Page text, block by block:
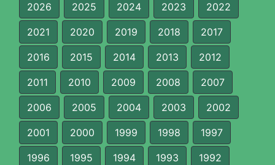
2026 2025 2024 2023 2022
2021 2020 2019 2018 2017
2016 2015 2014 2013 2012
2011 2010 2009 2008 2007
2006 2005 2004 2003 2002
2001 2000 1999 1998 1997
1996 1995 1994 1993 1992